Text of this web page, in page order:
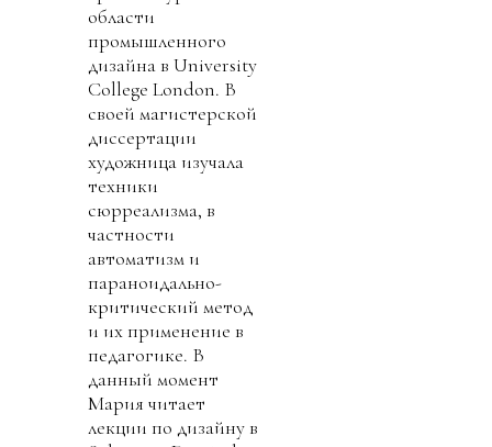
области
промышленного
дизайна в University
College London. В
своей магистерской
диссертации
художница изучала
техники
сюрреализма, в
частности
автоматизм и
параноидально-
критический метод
и их применение в
педагогике. В
данный момент
Мария читает
лекции по дизайну в